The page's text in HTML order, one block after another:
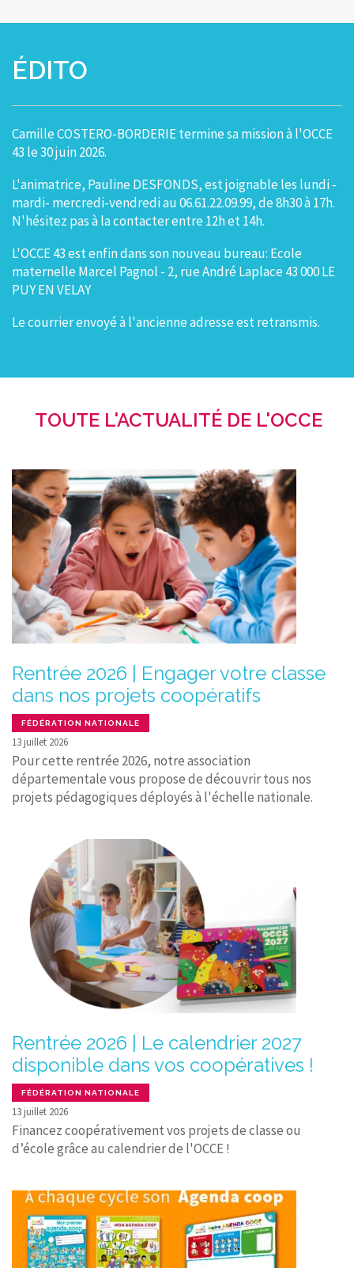
ÉDITO
Camille COSTERO-BORDERIE termine sa mission à l'OCCE
43 le 30 juin 2026.
L'animatrice, Pauline DESFONDS, est joignable les lundi -
mardi- mercredi-vendredi au 06.61.22.09.99, de 8h30 à 17h.
N'hésitez pas à la contacter entre 12h et 14h.
L'OCCE 43 est enfin dans son nouveau bureau: Ecole
maternelle Marcel Pagnol - 2, rue André Laplace 43 000 LE
PUY EN VELAY
Le courrier envoyé à l'ancienne adresse est retransmis.
TOUTE L'ACTUALITÉ DE L'OCCE
Rentrée 2026 | Engager votre classe
dans nos projets coopératifs
FÉDÉRATION NATIONALE
13 juillet 2026
Pour cette rentrée 2026, notre association
départementale vous propose de découvrir tous nos
projets pédagogiques déployés à l'échelle nationale.
Rentrée 2026 | Le calendrier 2027
disponible dans vos coopératives !
FÉDÉRATION NATIONALE
13 juillet 2026
Financez coopérativement vos projets de classe ou
d’école grâce au calendrier de l'OCCE !